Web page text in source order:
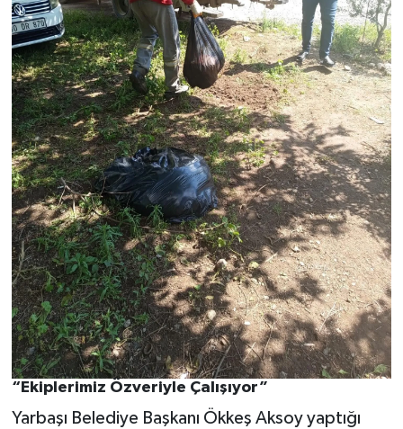
“Ekiplerimiz Özveriyle Çalışıyor”
Yarbaşı Belediye Başkanı Ökkeş Aksoy yaptığı